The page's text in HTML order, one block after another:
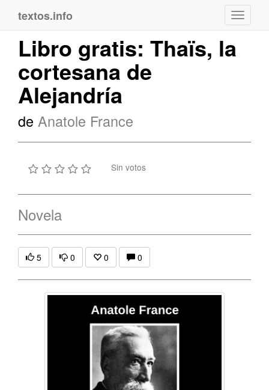
textos.info
Libro gratis: Thaïs, la
cortesana de
Alejandría
de Anatole France
Sin votos
Novela
5 0 0 0